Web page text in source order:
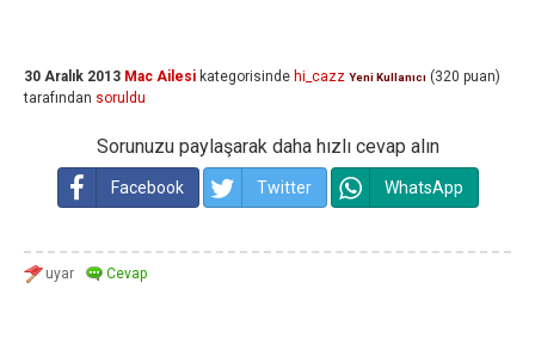
30 Aralık 2013 Mac Ailesi kategorisinde hi_cazz Yeni Kullanıcı (320 puan)
tarafından soruldu
Sorunuzu paylaşarak daha hızlı cevap alın
Facebook Twitter WhatsApp